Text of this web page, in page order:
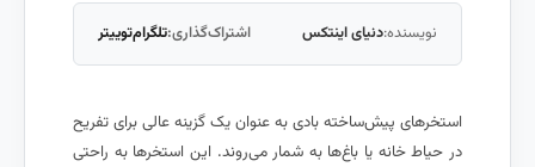
نویسنده:دنیای اینتکس اشتراک‌گذاری:تلگرامتوییتر
استخرهای پیش‌ساخته بادی به عنوان یک گزینه عالی برای تفریح
در حیاط خانه یا باغ‌ها به شمار می‌روند. این استخرها به راحتی